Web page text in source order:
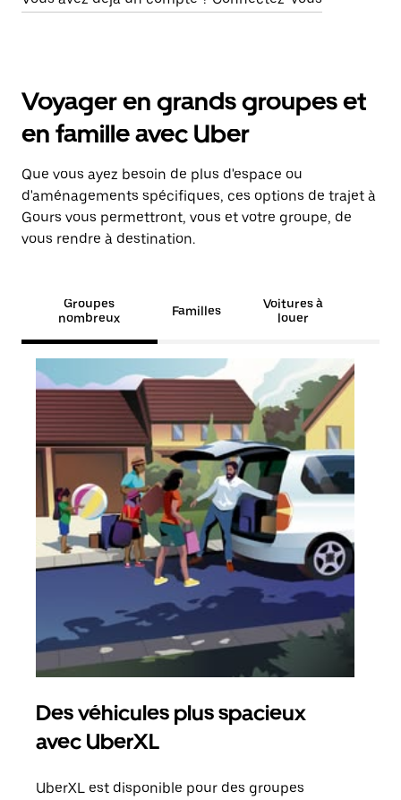
Voyager en grands groupes et
en famille avec Uber
Que vous ayez besoin de plus d'espace ou
d'aménagements spécifiques, ces options de trajet à
Gours vous permettront, vous et votre groupe, de
vous rendre à destination.
Groupes
nombreux
Familles
Voitures à
louer
Des véhicules plus spacieux
avec UberXL
UberXL est disponible pour des groupes